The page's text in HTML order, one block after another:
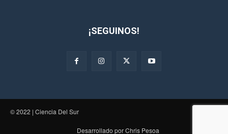
¡SEGUINOS!
© 2022 | Ciencia Del Sur
Desarrollado por Chris Pesoa